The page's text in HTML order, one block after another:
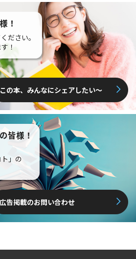
！
ださい。
！
この本、みんなにシェアしたい〜
皆様！
ト」の
広告掲載のお問い合わせ